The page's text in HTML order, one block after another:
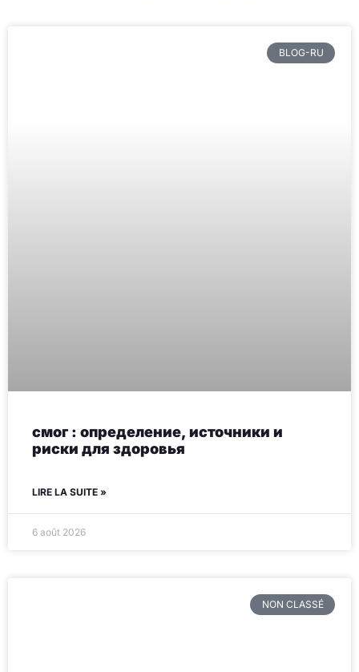
BLOG-RU
смог : определение, источники и
риски для здоровья
LIRE LA SUITE »
6 août 2026
NON CLASSÉ